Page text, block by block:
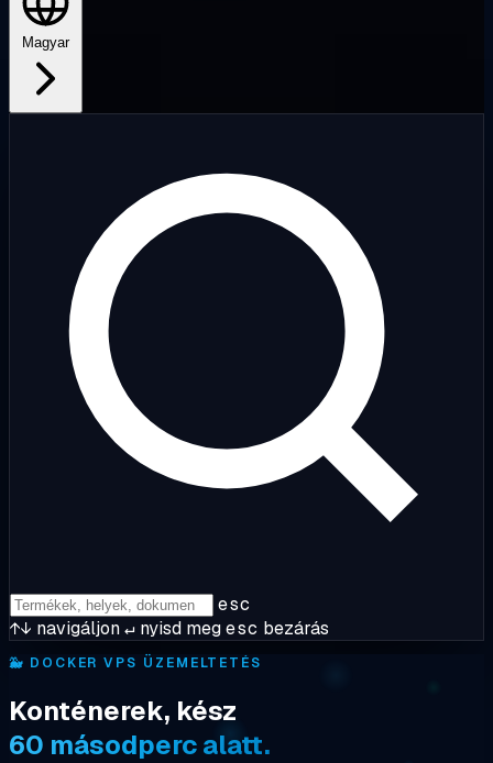
Magyar
esc
↑↓ navigáljon↵ nyisd megesc bezárás
🐳 DOCKER VPS ÜZEMELTETÉS
Konténerek, kész
60 másodperc alatt.